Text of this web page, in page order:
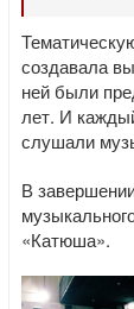
создавала
ней были
лет. И
слушали
В
«Катюша».